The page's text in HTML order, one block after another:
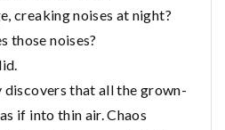
creaking noises at night?
those noises?
discovers that all the grown-
if into thin air. Chaos